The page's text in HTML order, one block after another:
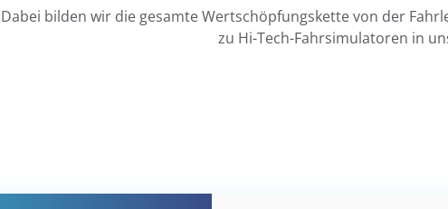
Dabei bilden wir die gesamte Wertschöpfungskette von der
zu Hi-Tech-Fahrsimulatoren in